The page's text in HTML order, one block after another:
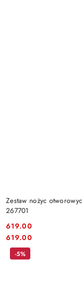
Zestaw nożyc
267701
Cena:
619.00
Cena:
619.00
-5%